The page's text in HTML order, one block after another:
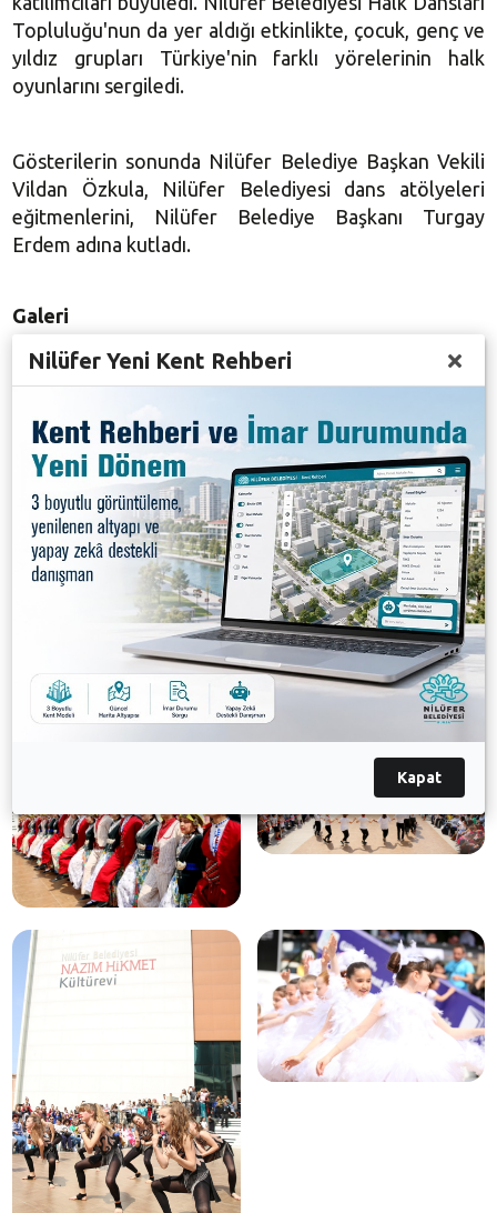
Topluluğu'nun da yer aldığı etkinlikte, çocuk, genç ve
yıldız grupları Türkiye'nin farklı yörelerinin halk
oyunlarını sergiledi.
Gösterilerin sonunda Nilüfer Belediye Başkan Vekili
Vildan Özkula, Nilüfer Belediyesi dans atölyeleri
eğitmenlerini, Nilüfer Belediye Başkanı Turgay
Erdem adına kutladı.
Galeri
Nilüfer Yeni Kent Rehberi
Kapat